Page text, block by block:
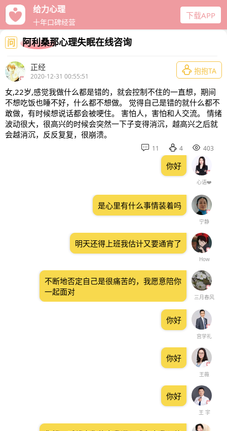
给力心理
十年口碑经营
下载APP
问 阿利桑那心理失眠在线咨询
正经
2020-12-31 00:55:51
 抱抱TA
女,22岁,感觉我做什么都是错的，就会控制不住的一直想，期间
不想吃饭也睡不好，什么都不想做。 觉得自己是错的就什么都不
敢做，有时候想说话都会被哽住。 害怕人，害怕和人交流。 情绪
波动很大，很高兴的时候会突然一下子变得消沉，越高兴之后就
会越消沉，反反复复，很崩溃。
 11  4  403
心语❤️
你好
宁静
是心里有什么事情装着吗
How
明天还得上班我估计又要通宵了
三月春风
不断地否定自己是很痛苦的，我愿意陪你
一起面对
宫学礼
你好
王薇
你好
王 宇
你好